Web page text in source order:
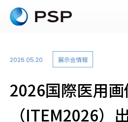
2026.05.20 展示会情報
2026国際医用
（ITEM2026）